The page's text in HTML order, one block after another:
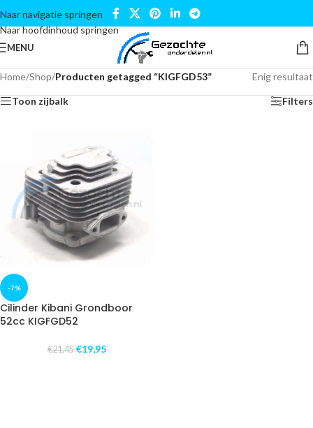
Naar navigatie springen
Naar hoofdinhoud springen
MENU
Home/Shop/Producten getagged “KIGFGD53” Enig resultaat
Toon zijbalk Filters
-7%
Cilinder Kibani Grondboor
52cc KIGFGD52
€21,45 €19,95